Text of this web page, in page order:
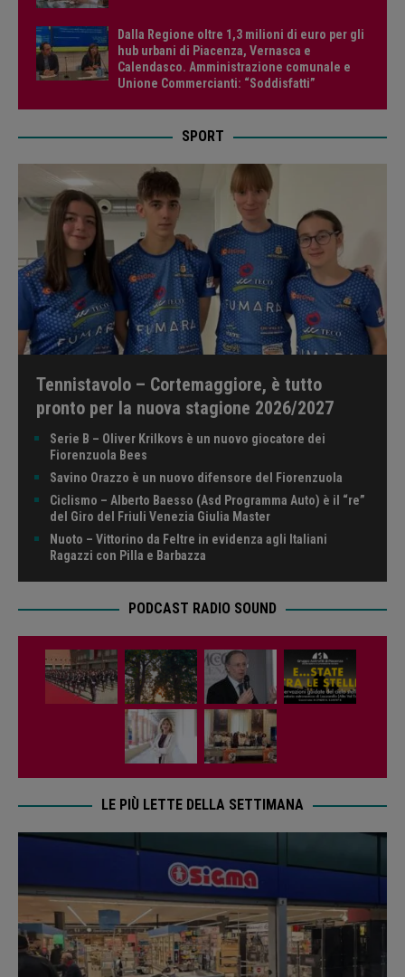
Dalla Regione oltre 1,3 milioni di euro per gli
hub urbani di Piacenza, Vernasca e
Calendasco. Amministrazione comunale e
Unione Commercianti: “Soddisfatti”
SPORT
Tennistavolo – Cortemaggiore, è tutto
pronto per la nuova stagione 2026/2027
Serie B – Oliver Krilkovs è un nuovo giocatore dei
Fiorenzuola Bees
Savino Orazzo è un nuovo difensore del Fiorenzuola
Ciclismo – Alberto Baesso (Asd Programma Auto) è il “re”
del Giro del Friuli Venezia Giulia Master
Nuoto – Vittorino da Feltre in evidenza agli Italiani
Ragazzi con Pilla e Barbazza
PODCAST RADIO SOUND
LE PIÙ LETTE DELLA SETTIMANA